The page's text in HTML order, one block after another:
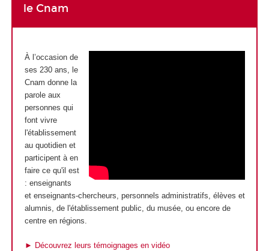
le Cnam
À l’occasion de
ses 230 ans, le
Cnam donne la
parole aux
personnes qui
font vivre
l'établissement
au quotidien et
participent à en
faire ce qu'il est
: enseignants
et enseignants-chercheurs, personnels administratifs, élèves et
alumnis, de l'établissement public, du musée, ou encore de
centre en régions.
► Découvrez leurs témoignages en vidéo